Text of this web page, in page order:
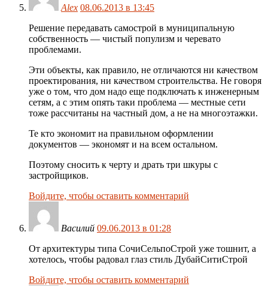
Alex 08.06.2013 в 13:45
Решение передавать самострой в муниципальную
собственность — чистый популизм и черевато
проблемами.
Эти объекты, как правило, не отличаются ни качеством
проектирования, ни качеством строительства. Не говоря
уже о том, что дом надо еще подключать к инженерным
сетям, а с этим опять таки проблема — местные сети
тоже рассчитаны на частный дом, а не на многоэтажки.
Те кто экономит на правильном оформлении
документов — экономят и на всем остальном.
Поэтому сносить к черту и драть три шкуры с
застройщиков.
Войдите, чтобы оставить комментарий
Василий 09.06.2013 в 01:28
От архитектуры типа СочиСельпоСтрой уже тошнит, а
хотелось, чтобы радовал глаз стиль ДубайСитиСтрой
Войдите, чтобы оставить комментарий